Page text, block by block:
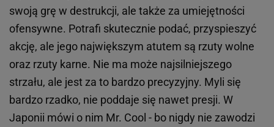
swoją grę w destrukcji, ale także za umiejętności
ofensywne. Potrafi skutecznie podać, przyspieszyć
akcję, ale jego największym atutem są rzuty wolne
oraz rzuty karne. Nie ma może najsilniejszego
strzału, ale jest za to bardzo precyzyjny. Myli się
bardzo rzadko, nie poddaje się nawet presji. W
Japonii mówi o nim Mr. Cool - bo nigdy nie zawodzi